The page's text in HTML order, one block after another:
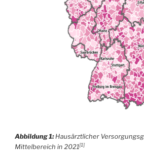
Abbildung 1:Hausärztlicher
Mittelbereich in 2021[1]